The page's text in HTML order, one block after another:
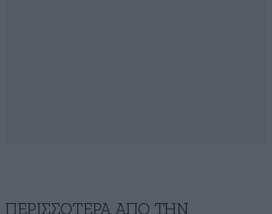
ΠΕΡΙΣΣΟΤΕΡΑ ΑΠΟ ΤΗΝ